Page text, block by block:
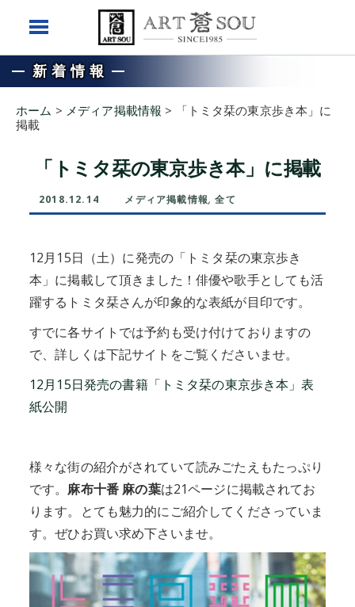
新着情報
ホーム > メディア掲載情報 >
「トミタ栞の東京歩き本」に
掲載
「トミタ栞の東京歩き本」に掲載
2018.12.14 メディア掲載情報,全て
12月15日（土）に発売の「トミタ栞の東京歩き
本」に掲載して頂きました！俳優や歌手としても活
躍するトミタ栞さんが印象的な表紙が目印です。
すでに各サイトでは予約も受け付けておりますの
で、詳しくは下記サイトをご覧くださいませ。
12月15日発売の書籍「トミタ栞の東京歩き本」表
紙公開
様々な街の紹介がされていて読みごたえもたっぷり
です。 麻布十番 麻の葉は21ページに掲載されてお
ります。とても魅力的にご紹介してくださっていま
す。ぜひお買い求め下さいませ。